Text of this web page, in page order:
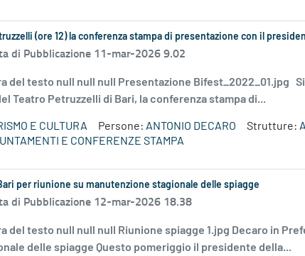
(ore 12) la conferenza stampa di presentazione con il
di Pubblicazione 11-mar-2026 9.02
del testo null null null Presentazione Bifest_2022_01.jpg
Teatro Petruzzelli di Bari, la conferenza stampa di...
E CULTURA Persone: ANTONIO DECARO Strutture:
E CONFERENZE STAMPA
per riunione su manutenzione stagionale delle spiagge
di Pubblicazione 12-mar-2026 18.38
del testo null null null Riunione spiagge 1.jpg Decaro in
delle spiagge Questo pomeriggio il presidente della...